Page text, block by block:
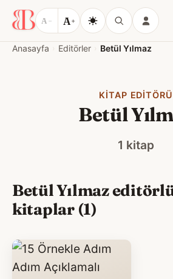
A − A+
Anasayfa Editörler Betül Yılmaz
KITAP EDITÖRÜ
Betül
1 kitap
Betül Yılmaz
kitaplar (1)